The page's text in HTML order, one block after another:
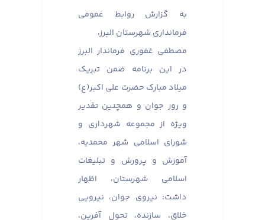
به گزارش روابط عمومی
فرمانداری شهرستان البرز،
مصطفی غفوری فرماندار البرز
در این برنامه ضمن تبریک
میلاد مبارک حضرت علی اکبر(ع)
و روز جوان و همچنین تقدیر
ویژه از مجموعه شهرداری و
شورای اسلامی شهر محمدیه،
آموزش و پرورش و تبلیغات
اسلامی شهرستان، اظهار
داشت: نیروی جوان، نیرویی
خلاق، سازنده، تحول آفرین،